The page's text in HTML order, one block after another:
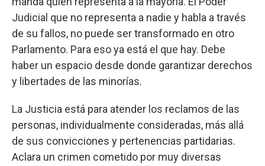
Judicial que no representa a nadie y habla a través
de su fallos, no puede ser transformado en otro
Parlamento. Para eso ya está el que hay. Debe
haber un espacio desde donde garantizar derechos
y libertades de las minorías.
La Justicia está para atender los reclamos de las
personas, individualmente consideradas, más allá
de sus convicciones y pertenencias partidarias.
Aclara un crimen cometido por muy diversas